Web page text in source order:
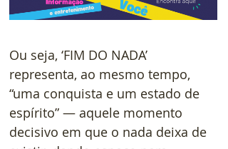
Ou seja, ‘FIM DO NADA’
representa, ao mesmo tempo,
“uma conquista e um estado de
espírito” — aquele momento
decisivo em que o nada deixa de